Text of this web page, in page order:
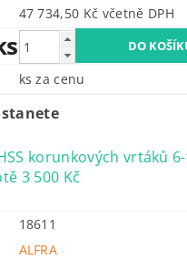
47 734,50 Kč včetně DPH
ks za cenu
korunkových vrtáků
3 500 Kč
18611
ALFRA